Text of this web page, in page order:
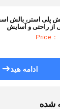
پلی استر، بالش
از راحتی و آسایش
Price：
ادامه هید
شده